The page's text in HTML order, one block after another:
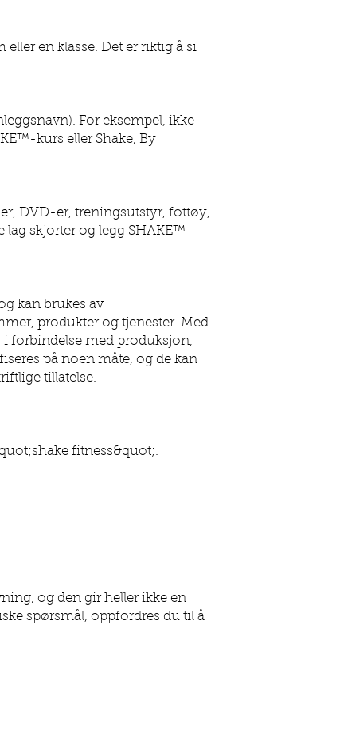
en klasse. Det er riktig å si
For eksempel, ikke
kurs eller Shake, By
DVD-er, treningsutstyr, fottøy,
lag skjorter og legg SHAKE™-
kan brukes av
produkter og tjenester. Med
forbindelse med produksjon,
på noen måte, og de kan
tillatelse.
fitness&quot;.
og den gir heller ikke en
spørsmål, oppfordres du til å